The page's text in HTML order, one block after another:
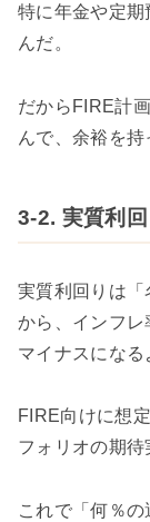
特に年金や定
んだ。
だからFIRE計
んで、余裕を持
3-2. 実質利
実質利回りは「
から、インフレ
マイナスになる
FIRE向けに想
フォリオの期待
これで「何％